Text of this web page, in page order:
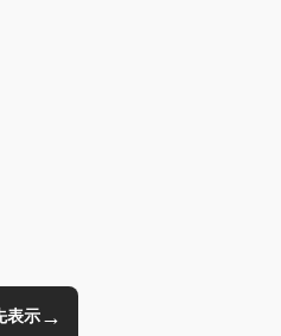
表示→